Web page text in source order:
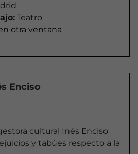
Teatro
otra ventana
Enciso
cultural Inés Enciso
y tabúes respecto a la